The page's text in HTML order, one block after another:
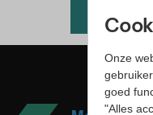
Alle
Onze
goed
"Alles